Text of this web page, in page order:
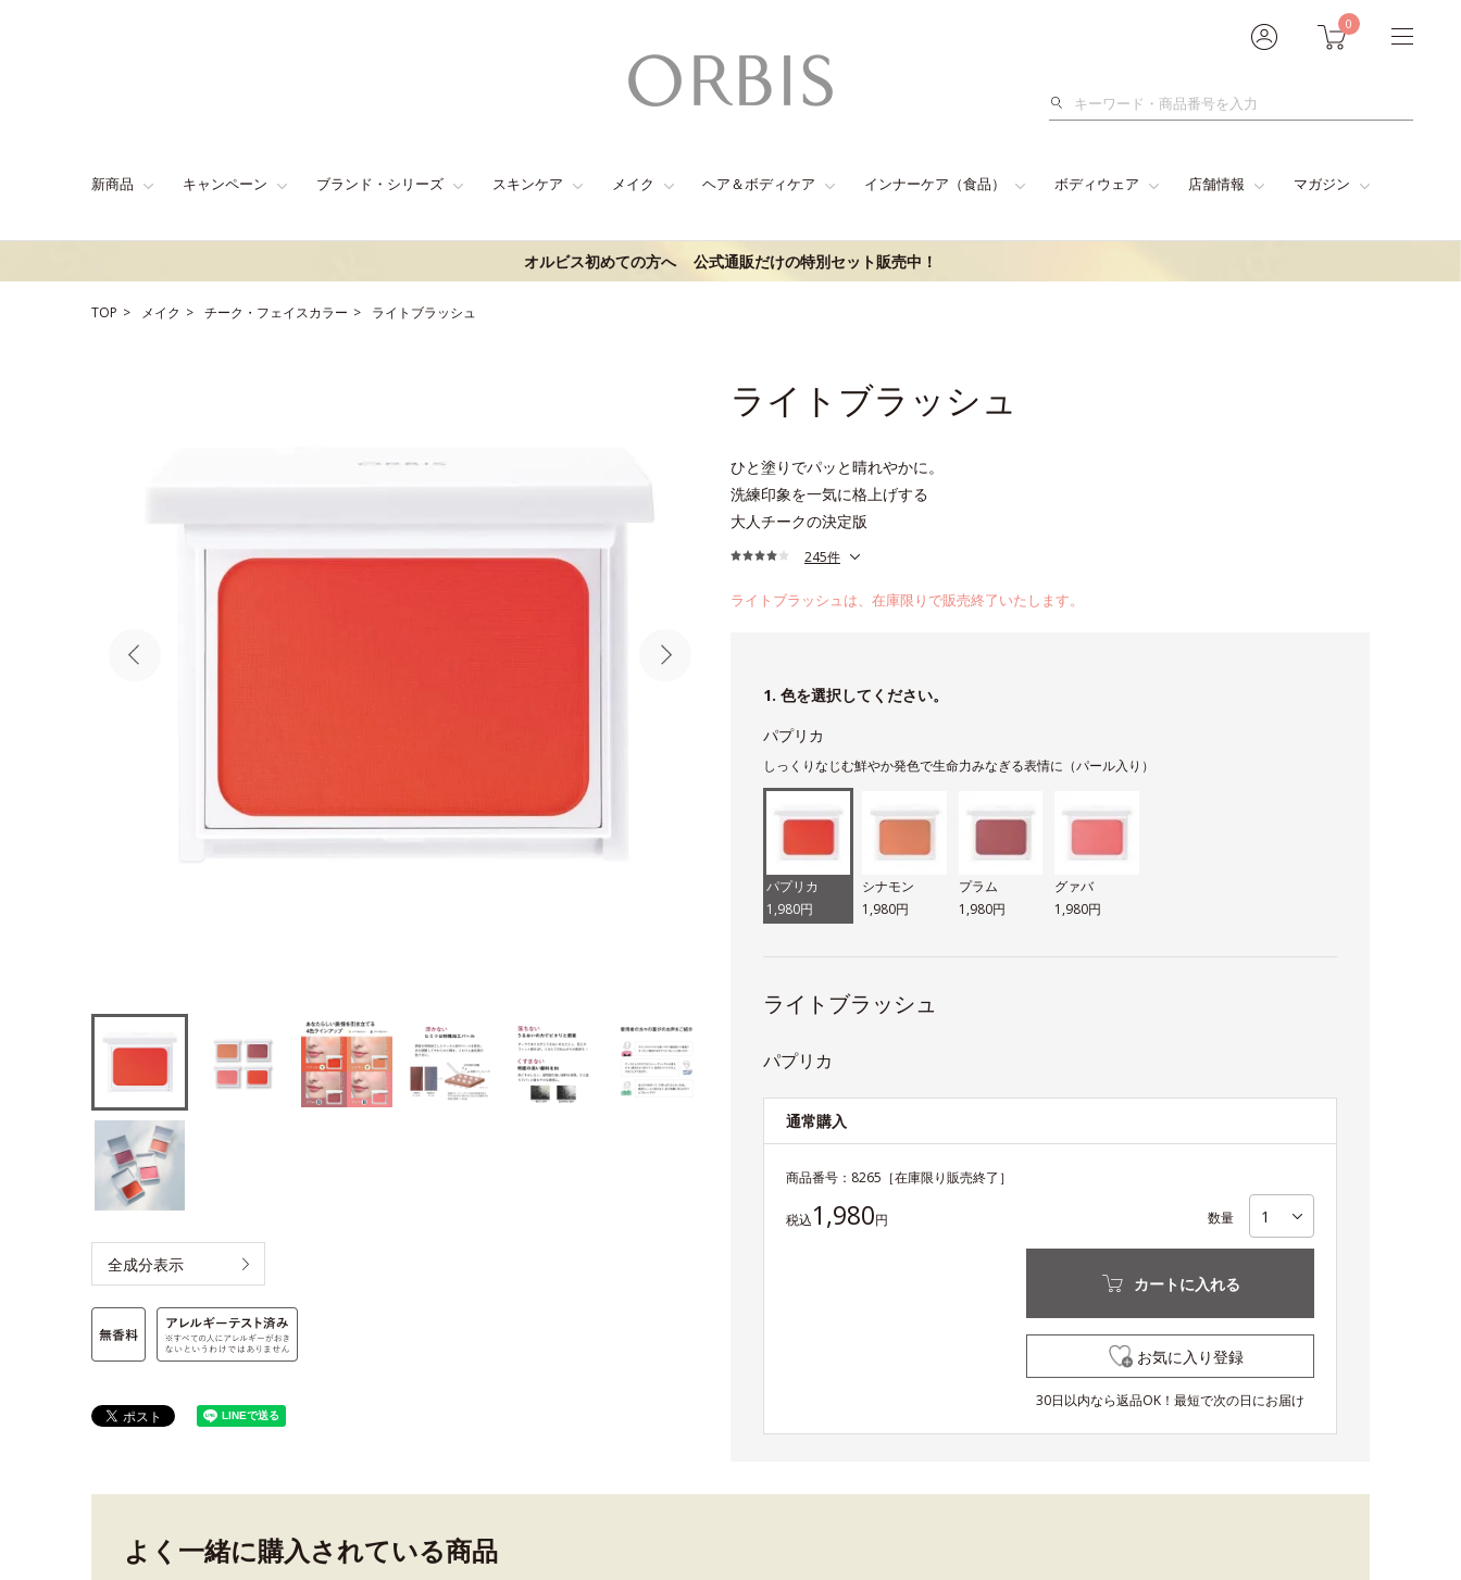
0
検
新商品 キャンペーン ブランド・シリーズ スキンケア メイク ヘア＆ボディケア インナーケア（食品） ボディウェア 店舗情報 マガジン
オルビス初めての方へ 公式通販だけの特別セット販売中！
TOP メイク チーク・フェイスカラー ライトブラッシュ
ライトブラッシュ
ひと塗りでパッと晴れやかに。
洗練印象を一気に格上げする
大人チークの決定版
245件
ライトブラッシュは、在庫限りで販売終了いたします。
全成分表示
1. 色を選択してください。
パプリカ
しっくりなじむ鮮やか発色で生命力みなぎる表情に（パール入り）
パプリカ
1,980円
シナモン
1,980円
プラム
1,980円
グァバ
1,980円
ライトブラッシュ
パプリカ
通常購入
商品番号： 8265 ［在庫限り販売終了］
税込1,980円 数量
カートに入れる
お気に入り登録
30日以内なら返品OK！最短で次の日にお届け
よく一緒に購入されている商品